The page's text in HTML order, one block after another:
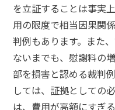
を立証することは事実
用の限度で相当因果関
判例もあります。また
ないまでも、慰謝料の
部を損害と認める裁判
しては、証拠としての
は、費用が高額にすぎ